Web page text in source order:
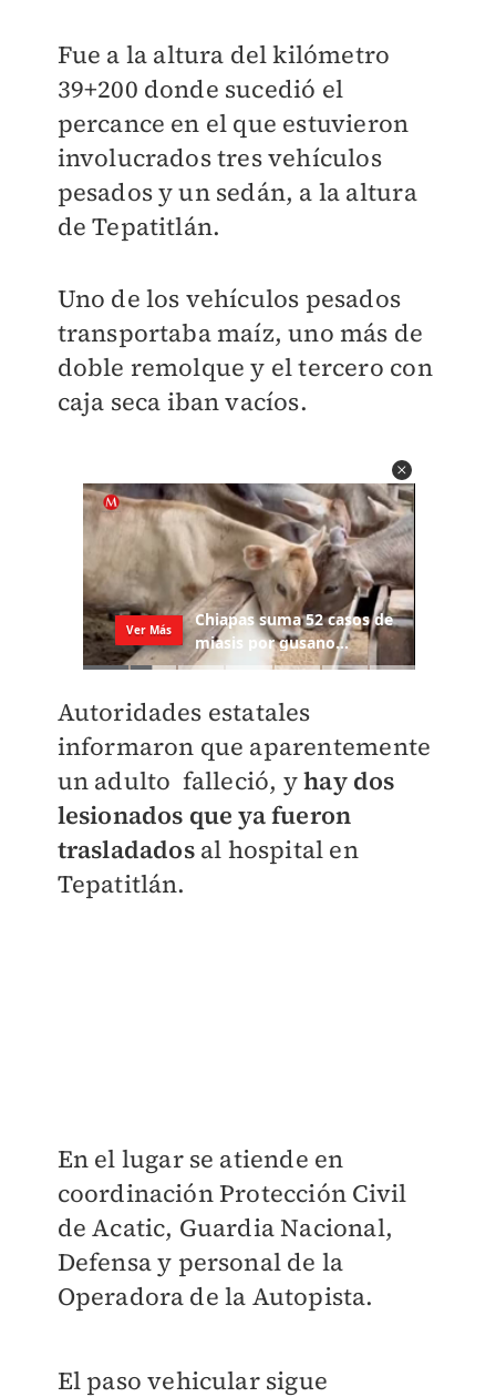
Fue a la altura del kilómetro
39+200 donde sucedió el
percance en el que estuvieron
involucrados tres vehículos
pesados y un sedán, a la altura
de Tepatitlán.
Uno de los vehículos pesados
transportaba maíz, uno más de
doble remolque y el tercero con
caja seca iban vacíos.
Autoridades estatales
informaron que aparentemente
un adulto falleció, yhay dos
lesionados que ya fueron
trasladados al hospital en
Tepatitlán.
En el lugar se atiende en
coordinación Protección Civil
de Acatic, Guardia Nacional,
Defensa y personal de la
Operadora de la Autopista.
El paso vehicular sigue